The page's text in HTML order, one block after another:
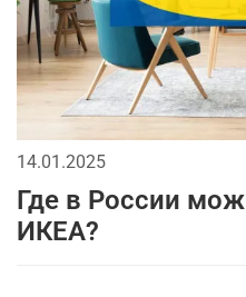
14.01.2025
Где в России
ИКЕА?